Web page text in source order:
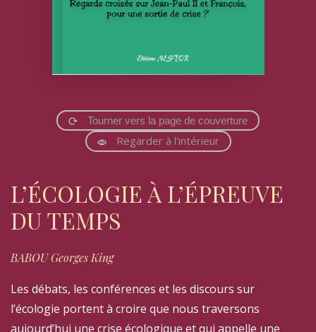
Tourner vers la page de couverture
Regarder à l'intérieur
L’ÉCOLOGIE À L’ÉPREUVE
DU TEMPS
BABOU Georges King
Les débats, les conférences et les discours sur
l’écologie portent à croire que nous traversons
aujourd’hui une crise écologique et qui appelle une